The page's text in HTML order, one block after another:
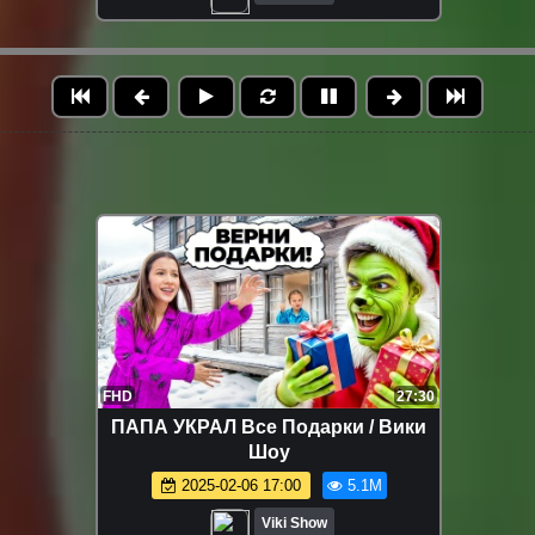
FHD 24:02
Кто пробрался в наш дом? / Вики
Шоу
2025-05-12 18:00 4.6M
Viki Show